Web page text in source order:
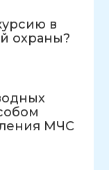
в
охраны?
МЧС